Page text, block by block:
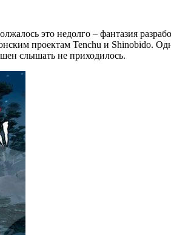
это недолго – фантазия
проектам Tenchu и Shinobido.
слышать не приходилось.